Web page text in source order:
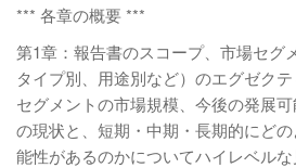
*** 各章の概要 ***
第1章：報告書のスコープ、市場セグ
タイプ別、用途別など）のエグゼク
セグメントの市場規模、今後の発展
の現状と、短期・中期・長期的にど
能性があるのかについてハイレベルな